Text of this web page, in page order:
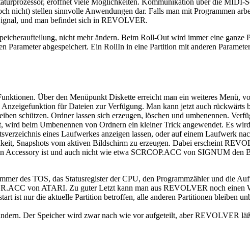
eröffnet viele Möglichkeiten. Kommunikation über die MIDI-
nicht) stellen sinnvolle Anwendungen dar. Falls man mit Programmen
und man befindet sich in REVOLVER.
nicht mehr ändern. Beim Roll-Out wird immer eine ganze
abgespeichert. Ein RollIn in eine Partition mit anderen
Über den Menüpunkt Diskette erreicht man ein weiteres Menü,
für Dateien zur Verfügung. Man kann jetzt auch rückwärts
schützen. Ordner lassen sich erzeugen, löschen und umbenennen.
beim Umbenennen von Ordnern ein kleiner Trick angewendet. Es
eines Laufwerkes anzeigen lassen, oder auf einem Laufwerk
Snapshots vom aktiven Bildschirm zu erzeugen. Dabei erscheint
ist und auch nicht wie etwa SCRCOP.ACC von SIGNUM den
des TOS, das Statusregister der CPU, den Programmzähler und die
von ATARI. Zu guter Letzt kann man aus REVOLVER noch einen
ist nur die aktuelle Partition betroffen, alle anderen Partitionen bleiben
Der Speicher wird zwar nach wie vor aufgeteilt, aber REVOLVER